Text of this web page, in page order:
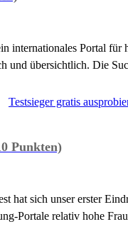
internationales Portal
übersichtlich. Die
Testsieger gratis
Punkten)
hat sich unser erster
Portale relativ hohe